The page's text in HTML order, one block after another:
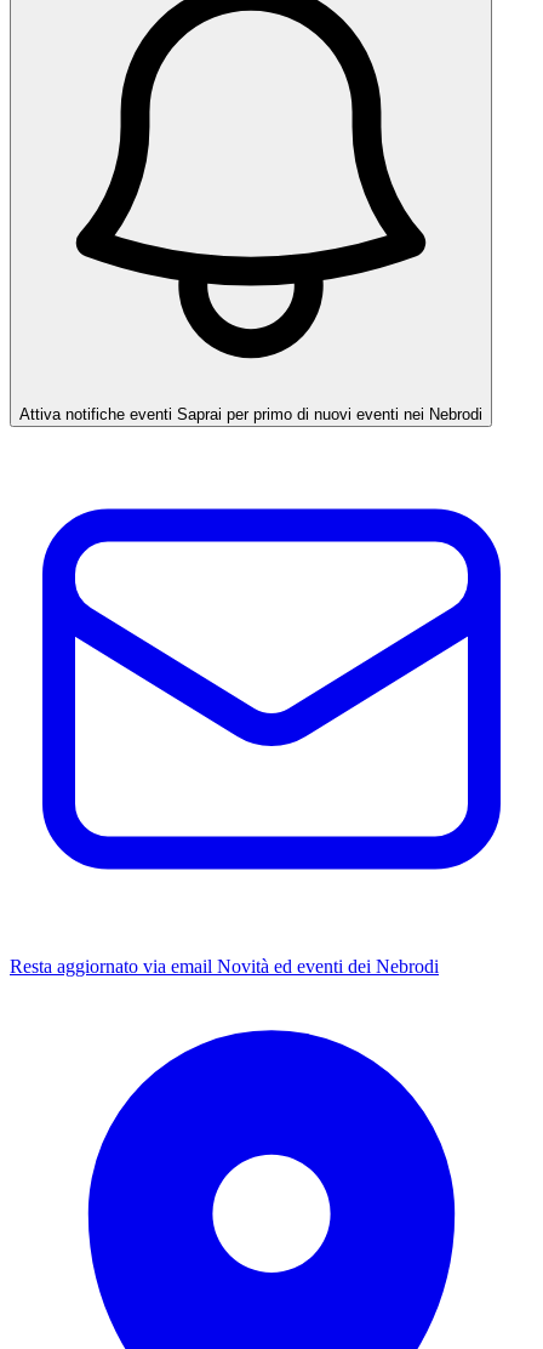
Attiva notifiche eventi Saprai per primo di nuovi eventi nei Nebrodi
Resta aggiornato via email Novità ed eventi dei Nebrodi